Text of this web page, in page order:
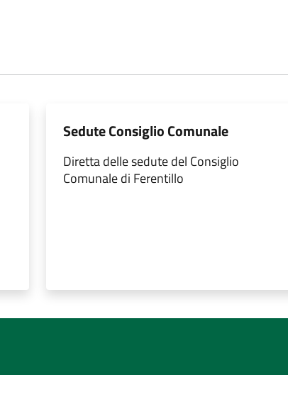
Sedute Consiglio Comunale
Diretta delle sedute del Consiglio
Comunale di Ferentillo